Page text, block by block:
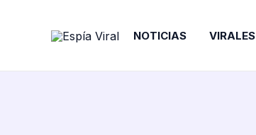
contenido
NOTICIAS VIRALES